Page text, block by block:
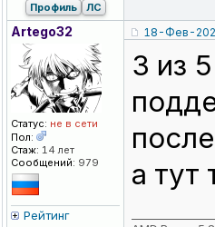
Профиль ЛС
Artego32
Статус: не в сети
Пол:
Стаж: 14 лет
Сообщений: 979
Рейтинг
18-Фев-
3 из
а тут